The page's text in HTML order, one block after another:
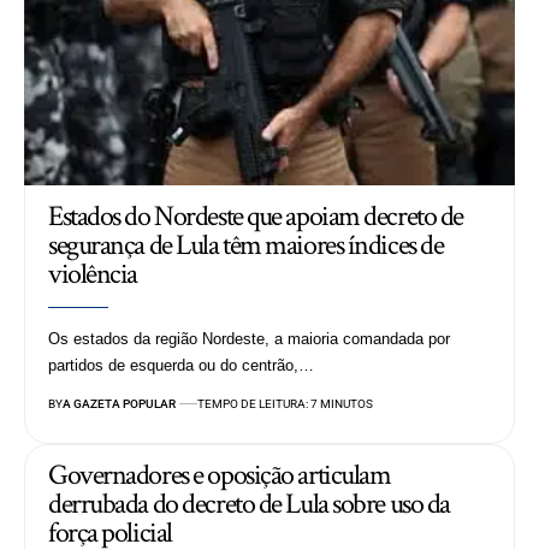
Estados do Nordeste que apoiam decreto de
segurança de Lula têm maiores índices de
violência
Os estados da região Nordeste, a maioria comandada por
partidos de esquerda ou do centrão,…
BYA GAZETA POPULAR TEMPO DE LEITURA: 7 MINUTOS
Governadores e oposição articulam
derrubada do decreto de Lula sobre uso da
força policial